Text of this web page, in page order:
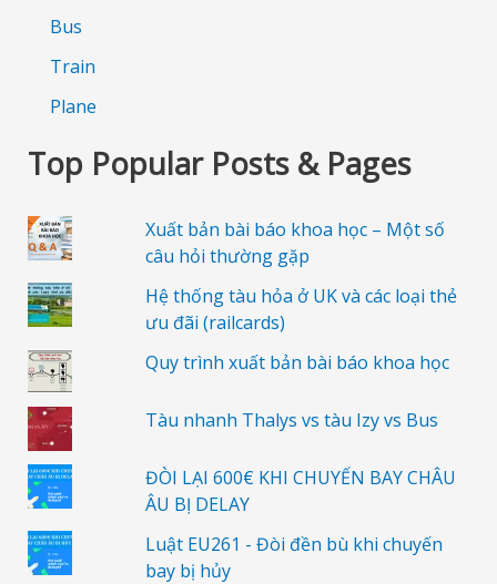
Bus
Train
Plane
Top Popular Posts & Pages
Xuất bản bài báo khoa học – Một số
câu hỏi thường gặp
Hệ thống tàu hỏa ở UK và các loại thẻ
ưu đãi (railcards)
Quy trình xuất bản bài báo khoa học
Tàu nhanh Thalys vs tàu Izy vs Bus
ĐÒI LẠI 600€ KHI CHUYẾN BAY CHÂU
ÂU BỊ DELAY
Luật EU261 - Đòi đền bù khi chuyến
bay bị hủy